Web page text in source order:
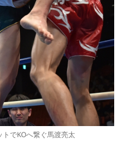
でKOへ繋ぐ馬渡亮太